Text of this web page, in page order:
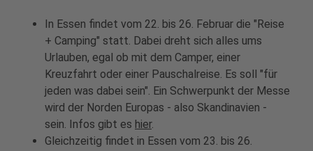
In Essen findet vom 22. bis 26. Februar die "Reise
+ Camping" statt. Dabei dreht sich alles ums
Urlauben, egal ob mit dem Camper, einer
Kreuzfahrt oder einer Pauschalreise. Es soll "für
jeden was dabei sein". Ein Schwerpunkt der Messe
wird der Norden Europas - also Skandinavien -
sein. Infos gibt es hier.
Gleichzeitig findet in Essen vom 23. bis 26.